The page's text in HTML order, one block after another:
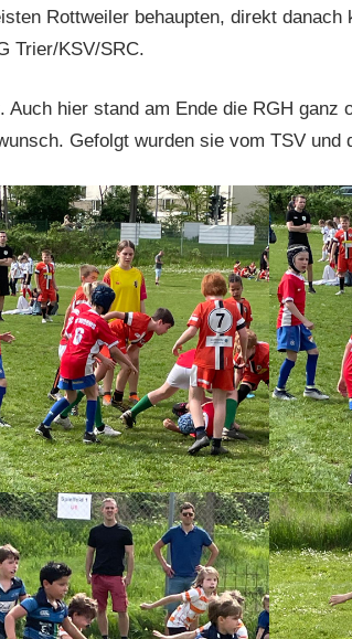
Rottweiler behaupten, direkt danach
Trier/KSV/SRC.
hier stand am Ende die RGH ganz
Gefolgt wurden sie vom TSV und